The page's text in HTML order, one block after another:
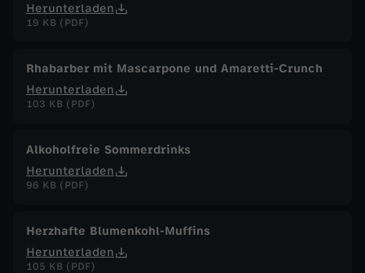
Herunterladen
19 KB (PDF)
Rhabarber mit Mascarpone und Amaretti-Crunch
Herunterladen
103 KB (PDF)
Alkoholfreie Sommerdrinks
Herunterladen
96 KB (PDF)
Herzhafte Blumenkohl-Muffins
Herunterladen
105 KB (PDF)